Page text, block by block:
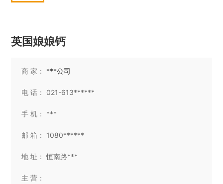
英国娘娘钙
商 家： ***公司
电 话： 021-613******
手 机： ***
邮 箱： 1080******
地 址：恒南路***
主 营：